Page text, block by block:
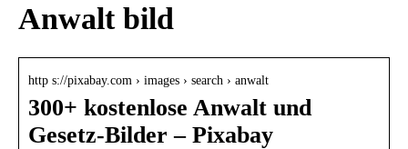
Anwalt bild
http s://pixabay.com › images › search › anwalt
300+ kostenlose Anwalt und
Gesetz-Bilder – Pixabay